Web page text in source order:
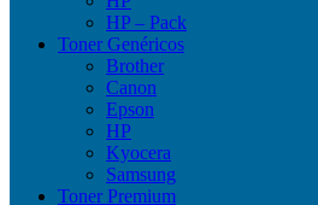
HP – Pack
Toner Genéricos
Brother
Canon
Epson
HP
Kyocera
Samsung
Toner Premium